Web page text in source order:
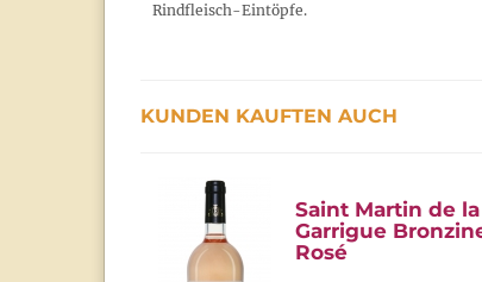
Rindfleisch-Eintöpfe.
KUNDEN KAUFTEN AUCH
Saint Martin de la
Garrigue
Rosé